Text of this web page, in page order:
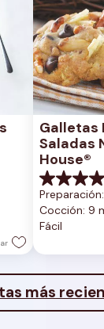
Galletas
Saladas
House®
0.0
de
5
estrellas.
Preparación:
Cocción: 9
Fácil
más